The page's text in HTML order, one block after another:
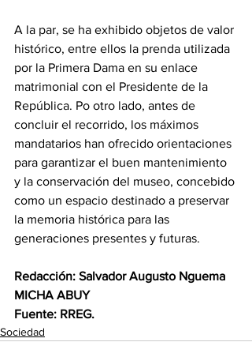
A la par, se ha exhibido objetos de valor
histórico, entre ellos la prenda utilizada
por la Primera Dama en su enlace
matrimonial con el Presidente de la
República. Po otro lado, antes de
concluir el recorrido, los máximos
mandatarios han ofrecido orientaciones
para garantizar el buen mantenimiento
y la conservación del museo, concebido
como un espacio destinado a preservar
la memoria histórica para las
generaciones presentes y futuras.
Redacción: Salvador Augusto Nguema
MICHA ABUY
Fuente: RREG.
Sociedad